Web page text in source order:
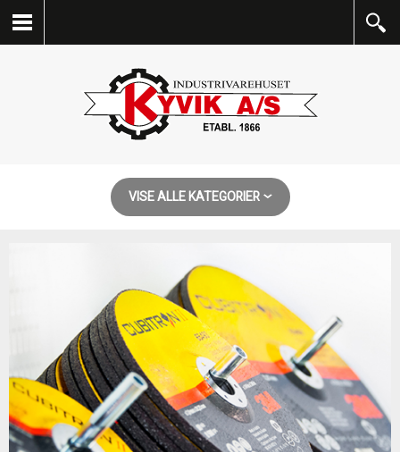
VISE ALLE KATEGORIER